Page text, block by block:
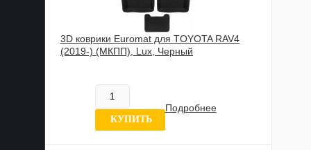
3D коврики Euromat для TOYOTA RAV4
(2019-) (МКПП), Lux, Черный
В наличии
0 отзывов
КУПИТЬ
Подробнее